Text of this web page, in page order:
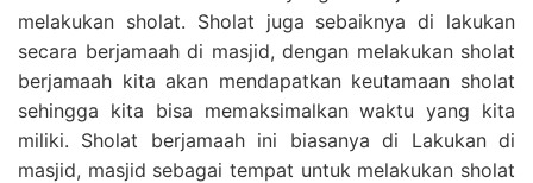
melakukan sholat. Sholat juga sebaiknya di lakukan
secara berjamaah di masjid, dengan melakukan sholat
berjamaah kita akan mendapatkan keutamaan sholat
sehingga kita bisa memaksimalkan waktu yang kita
miliki. Sholat berjamaah ini biasanya di Lakukan di
masjid, masjid sebagai tempat untuk melakukan sholat